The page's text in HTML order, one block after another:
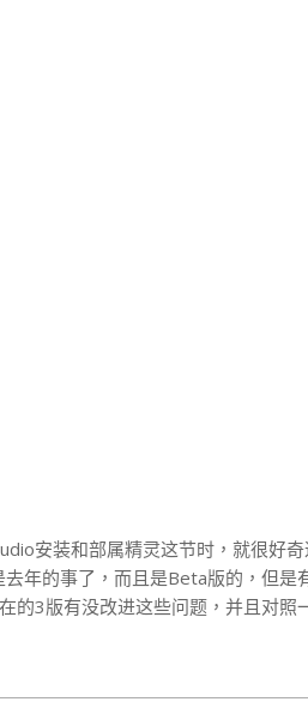
安装和部属精灵这节时，就很好
年的事了，而且是Beta版的，但是
的3版有没改进这些问题，并且对照